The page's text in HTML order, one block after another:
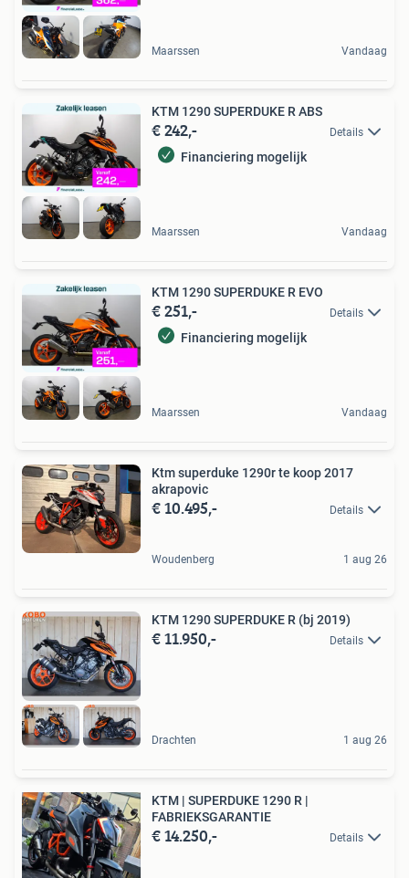
Maarssen Vandaag
KTM 1290 SUPERDUKE R ABS
€ 242,- Details
Financiering mogelijk
Maarssen Vandaag
KTM 1290 SUPERDUKE R EVO
€ 251,- Details
Financiering mogelijk
Maarssen Vandaag
Ktm superduke 1290r te koop 2017
akrapovic
€ 10.495,- Details
Woudenberg 1 aug 26
KTM 1290 SUPERDUKE R (bj 2019)
€ 11.950,- Details
Drachten 1 aug 26
KTM | SUPERDUKE 1290 R |
FABRIEKSGARANTIE
€ 14.250,- Details